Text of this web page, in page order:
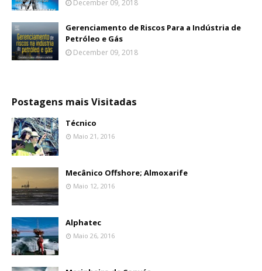
December 09, 2018
Gerenciamento de Riscos Para a Indústria de
Petróleo e Gás
December 09, 2018
Postagens mais Visitadas
Técnico
Maio 21, 2016
Mecânico Offshore; Almoxarife
Maio 12, 2016
Alphatec
Maio 26, 2016